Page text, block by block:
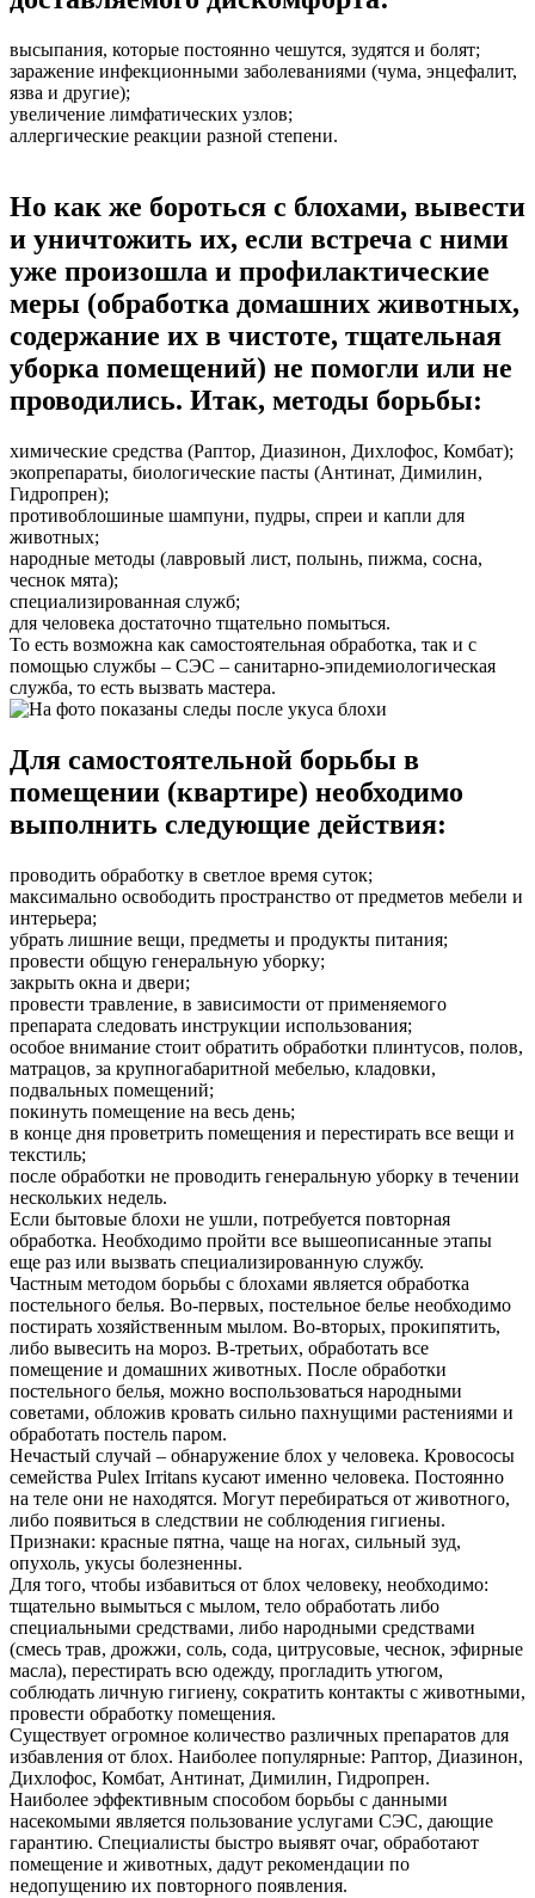
высыпания, которые постоянно чешутся, зудятся и болят;
заражение инфекционными заболеваниями (чума, энцефалит,
язва и другие);
увеличение лимфатических узлов;
аллергические реакции разной степени.
Но как же бороться с блохами, вывести
и уничтожить их, если встреча с ними
уже произошла и профилактические
меры (обработка домашних животных,
содержание их в чистоте, тщательная
уборка помещений) не помогли или не
проводились. Итак, методы борьбы:
химические средства (Раптор, Диазинон, Дихлофос, Комбат);
экопрепараты, биологические пасты (Антинат, Димилин,
Гидропрен);
противоблошиные шампуни, пудры, спреи и капли для
животных;
народные методы (лавровый лист, полынь, пижма, сосна,
чеснок мята);
специализированная служб;
для человека достаточно тщательно помыться.
То есть возможна как самостоятельная обработка, так и с
помощью службы – СЭС – санитарно-эпидемиологическая
служба, то есть вызвать мастера.
Для самостоятельной борьбы в
помещении (квартире) необходимо
выполнить следующие действия:
проводить обработку в светлое время суток;
максимально освободить пространство от предметов мебели и
интерьера;
убрать лишние вещи, предметы и продукты питания;
провести общую генеральную уборку;
закрыть окна и двери;
провести травление, в зависимости от применяемого
препарата следовать инструкции использования;
особое внимание стоит обратить обработки плинтусов, полов,
матрацов, за крупногабаритной мебелью, кладовки,
подвальных помещений;
покинуть помещение на весь день;
в конце дня проветрить помещения и перестирать все вещи и
текстиль;
после обработки не проводить генеральную уборку в течении
нескольких недель.
Если бытовые блохи не ушли, потребуется повторная
обработка. Необходимо пройти все вышеописанные этапы
еще раз или вызвать специализированную службу.
Частным методом борьбы с блохами является обработка
постельного белья. Во-первых, постельное белье необходимо
постирать хозяйственным мылом. Во-вторых, прокипятить,
либо вывесить на мороз. В-третьих, обработать все
помещение и домашних животных. После обработки
постельного белья, можно воспользоваться народными
советами, обложив кровать сильно пахнущими растениями и
обработать постель паром.
Нечастый случай – обнаружение блох у человека. Кровососы
семейства Pulex Irritans кусают именно человека. Постоянно
на теле они не находятся. Могут перебираться от животного,
либо появиться в следствии не соблюдения гигиены.
Признаки: красные пятна, чаще на ногах, сильный зуд,
опухоль, укусы болезненны.
Для того, чтобы избавиться от блох человеку, необходимо:
тщательно вымыться с мылом, тело обработать либо
специальными средствами, либо народными средствами
(смесь трав, дрожжи, соль, сода, цитрусовые, чеснок, эфирные
масла), перестирать всю одежду, прогладить утюгом,
соблюдать личную гигиену, сократить контакты с животными,
провести обработку помещения.
Существует огромное количество различных препаратов для
избавления от блох. Наиболее популярные: Раптор, Диазинон,
Дихлофос, Комбат, Антинат, Димилин, Гидропрен.
Наиболее эффективным способом борьбы с данными
насекомыми является пользование услугами СЭС, дающие
гарантию. Специалисты быстро выявят очаг, обработают
помещение и животных, дадут рекомендации по
недопущению их повторного появления.